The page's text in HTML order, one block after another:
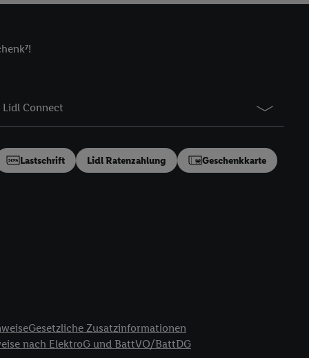
Lidl Connect
Lastschrift Lidl Ratenzahlung Geschenkkarte
Gesetzliche Zusatzinformationen
nach ElektroG und BattVO/BattDG
diese Kennung
Dritten betrieben
speziell zur
generell zu
(nur für
Utiq.
sämtlicher
Ihre Einwilligung
gilt auch für die
für Werbung und
Quellen,
Informationen,
von oder